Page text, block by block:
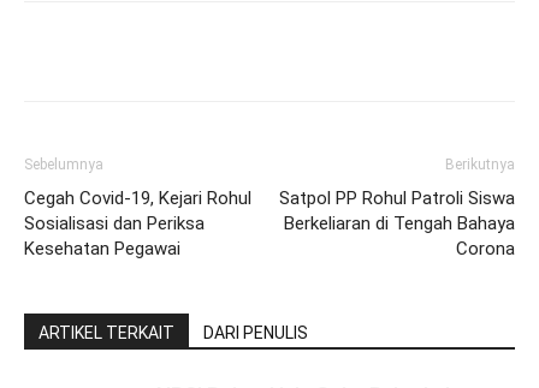
Sebelumnya
Cegah Covid-19, Kejari Rohul
Sosialisasi dan Periksa
Kesehatan Pegawai
Berikutnya
Satpol PP Rohul Patroli Siswa
Berkeliaran di Tengah Bahaya
Corona
ARTIKEL TERKAIT DARI PENULIS